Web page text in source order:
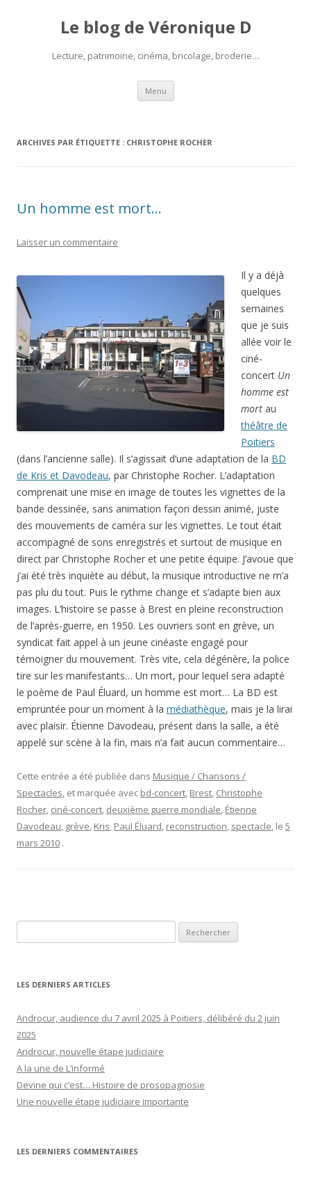
Le blog de Véronique D
Lecture, patrimoine, cinéma, bricolage, broderie…
Menu Aller
contenu
ARCHIVES PAR ÉTIQUETTE : CHRISTOPHE ROCHER
Un homme est mort…
Laisser un commentaire
Il y a déjà
quelques
semaines
que je suis
allée voir le
ciné-
concert Un
homme est
mort au
théâtre de
Poitiers
(dans l’ancienne salle). Il s’agissait d’une adaptation de la BD
de Kris et Davodeau, par Christophe Rocher. L’adaptation
comprenait une mise en image de toutes les vignettes de la
bande dessinée, sans animation façon dessin animé, juste
des mouvements de caméra sur les vignettes. Le tout était
accompagné de sons enregistrés et surtout de musique en
direct par Christophe Rocher et une petite équipe. J’avoue que
j’ai été très inquiète au début, la musique introductive ne m’a
pas plu du tout. Puis le rythme change et s’adapte bien aux
images. L’histoire se passe à Brest en pleine reconstruction
de l’après-guerre, en 1950. Les ouvriers sont en grève, un
syndicat fait appel à un jeune cinéaste engagé pour
témoigner du mouvement. Très vite, cela dégénère, la police
tire sur les manifestants… Un mort, pour lequel sera adapté
le poème de Paul Éluard, un homme est mort… La BD est
empruntée pour un moment à la médiathèque, mais je la lirai
avec plaisir. Étienne Davodeau, présent dans la salle, a été
appelé sur scène à la fin, mais n’a fait aucun commentaire…
Cette entrée a été publiée dans Musique / Chansons /
Spectacles, et marquée avec bd-concert, Brest, Christophe
Rocher, ciné-concert, deuxième guerre mondiale, Étienne
Davodeau, grève, Kris, Paul Éluard, reconstruction, spectacle, le 5
mars 2010 .
LES DERNIERS ARTICLES
Androcur, audience du 7 avril 2025 à Poitiers, délibéré du 2 juin
2025
Androcur, nouvelle étape judiciaire
A la une de L’informé
Devine qui c’est… Histoire de prosopagnosie
Une nouvelle étape judiciaire importante
LES DERNIERS COMMENTAIRES